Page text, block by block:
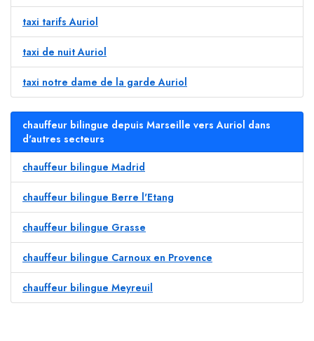
taxi tarifs Auriol
taxi de nuit Auriol
taxi notre dame de la garde Auriol
chauffeur bilingue depuis Marseille vers Auriol dans
d'autres secteurs
chauffeur bilingue Madrid
chauffeur bilingue Berre l'Etang
chauffeur bilingue Grasse
chauffeur bilingue Carnoux en Provence
chauffeur bilingue Meyreuil